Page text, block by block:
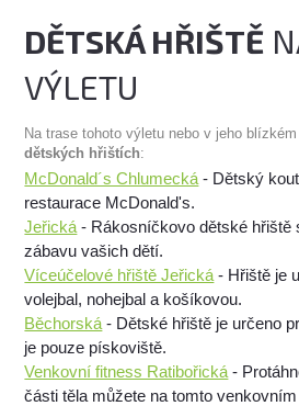
DĚTSKÁ HŘIŠTĚ
VÝLETU
Na trase tohoto výletu nebo v jeho
dětských hřištích:
McDonald´s Chlumecká - Dětský
restaurace McDonald's.
Jeřická - Rákosníčkovo dětské hřiště
zábavu vašich dětí.
Víceúčelové hřiště Jeřická - Hřiště je
volejbal, nohejbal a košíkovou.
Běchorská - Dětské hřiště je určeno
je pouze pískoviště.
Venkovní fitness Ratibořická -
části těla můžete na tomto